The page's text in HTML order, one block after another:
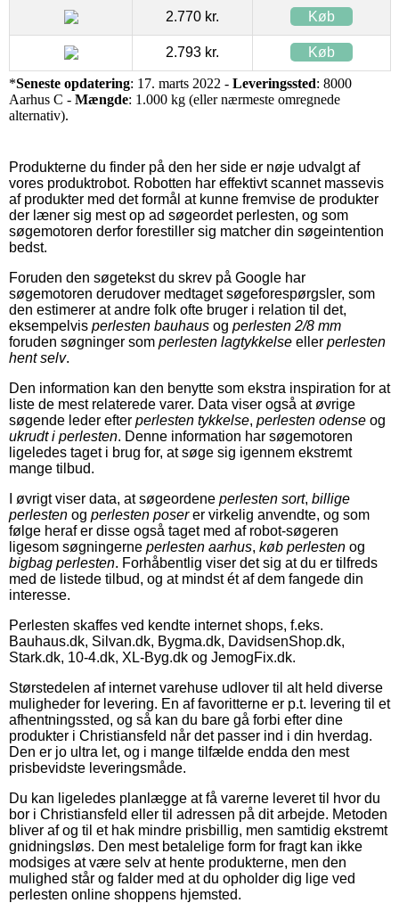
2.770 kr. Køb
2.793 kr. Køb
*Seneste opdatering: 17. marts 2022 - Leveringssted: 8000
Aarhus C - Mængde: 1.000 kg (eller nærmeste omregnede
alternativ).
Produkterne du finder på den her side er nøje udvalgt af
vores produktrobot. Robotten har effektivt scannet massevis
af produkter med det formål at kunne fremvise de produkter
der læner sig mest op ad søgeordet perlesten, og som
søgemotoren derfor forestiller sig matcher din søgeintention
bedst.
Foruden den søgetekst du skrev på Google har
søgemotoren derudover medtaget søgeforespørgsler, som
den estimerer at andre folk ofte bruger i relation til det,
eksempelvis perlesten bauhaus og perlesten 2/8 mm
foruden søgninger som perlesten lagtykkelse eller perlesten
hent selv.
Den information kan den benytte som ekstra inspiration for at
liste de mest relaterede varer. Data viser også at øvrige
søgende leder efter perlesten tykkelse, perlesten odense og
ukrudt i perlesten. Denne information har søgemotoren
ligeledes taget i brug for, at søge sig igennem ekstremt
mange tilbud.
I øvrigt viser data, at søgeordene perlesten sort, billige
perlesten og perlesten poserer virkelig anvendte, og som
følge heraf er disse også taget med af robot-søgeren
ligesom søgningerne perlesten aarhus, køb perlesten og
bigbag perlesten. Forhåbentlig viser det sig at du er tilfreds
med de listede tilbud, og at mindst ét af dem fangede din
interesse.
Perlesten skaffes ved kendte internet shops, f.eks.
Bauhaus.dk, Silvan.dk, Bygma.dk, DavidsenShop.dk,
Stark.dk, 10-4.dk, XL-Byg.dk og JemogFix.dk.
Størstedelen af internet varehuse udlover til alt held diverse
muligheder for levering. En af favoritterne er p.t. levering til et
afhentningssted, og så kan du bare gå forbi efter dine
produkter i Christiansfeld når det passer ind i din hverdag.
Den er jo ultra let, og i mange tilfælde endda den mest
prisbevidste leveringsmåde.
Du kan ligeledes planlægge at få varerne leveret til hvor du
bor i Christiansfeld eller til adressen på dit arbejde. Metoden
bliver af og til et hak mindre prisbillig, men samtidig ekstremt
gnidningsløs. Den mest betalelige form for fragt kan ikke
modsiges at være selv at hente produkterne, men den
mulighed står og falder med at du opholder dig lige ved
perlesten online shoppens hjemsted.